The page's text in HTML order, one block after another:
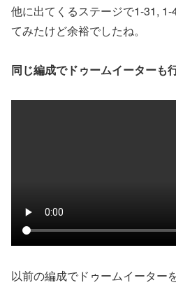
他に出てくるステージで1-31,
てみたけど余裕でしたね。
同じ編成でドゥームイーターも
以前の編成でドゥームイーター